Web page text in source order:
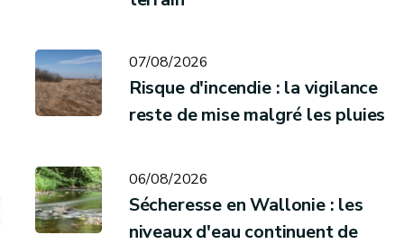
07/08/2026
Risque d'incendie : la vigilance
reste de mise malgré les pluies
06/08/2026
Sécheresse en Wallonie : les
niveaux d'eau continuent de